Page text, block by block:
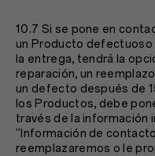
10.7 Si se pone en
un Producto defectuoso
la entrega, tendrá la
reparación, un
un defecto después de
los Productos, debe
través de la información
“Información de
reemplazaremos o le